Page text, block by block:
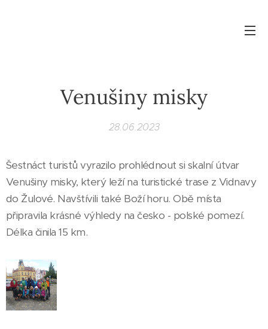
Venušiny misky
28.06.2023
Šestnáct turistů vyrazilo prohlédnout si skalní útvar
Venušiny misky, který leží na turistické trase z Vidnavy
do Žulové. Navštívili také Boží horu. Obě místa
připravila krásné výhledy na česko - polské pomezí.
Délka činila 15 km.